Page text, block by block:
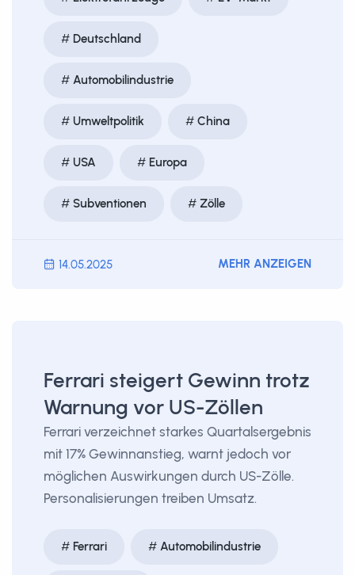
Deutschland
Automobilindustrie
Umweltpolitik China
USA Europa
Subventionen Zölle
14.05.2025 MEHR ANZEIGEN
Ferrari steigert Gewinn trotz
Warnung vor US-Zöllen
Ferrari verzeichnet starkes Quartalsergebnis
mit 17% Gewinnanstieg, warnt jedoch vor
möglichen Auswirkungen durch US-Zölle.
Personalisierungen treiben Umsatz.
Ferrari Automobilindustrie